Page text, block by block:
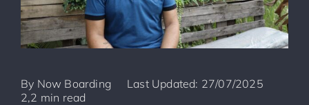
By Now Boarding
Last Updated: 27/07/2025
2,2 min read